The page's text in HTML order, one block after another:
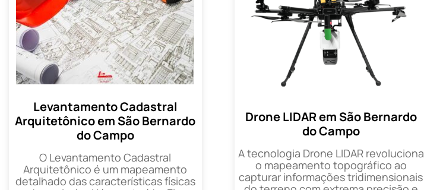
Levantamento Cadastral
Arquitetônico em São Bernardo
do Campo
O Levantamento Cadastral
Arquitetônico é um mapeamento
detalhado das características físicas
Drone LIDAR em São Bernardo
do Campo
A tecnologia Drone LIDAR revoluciona
o mapeamento topográfico ao
capturar informações tridimensionais